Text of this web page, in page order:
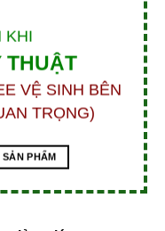
KHI
THUẬT
VỆ SINH BÊN
TRỌNG)
SẢN PHẨM